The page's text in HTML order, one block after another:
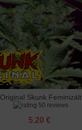
Original Skunk Feminizált
50 reviews
5.20 €